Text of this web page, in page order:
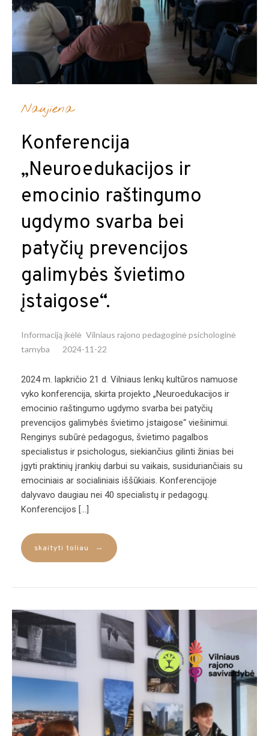
Naujiena
Konferencija
„Neuroedukacijos ir
emocinio raštingumo
ugdymo svarba bei
patyčių prevencijos
galimybės švietimo
įstaigose“.
Informaciją įkėlė Vilniaus rajono pedagoginė psichologinė
tarnyba
2024-11-22
2024 m. lapkričio 21 d. Vilniaus lenkų kultūros namuose
vyko konferencija, skirta projekto „Neuroedukacijos ir
emocinio raštingumo ugdymo svarba bei patyčių
prevencijos galimybės švietimo įstaigose“ viešinimui.
Renginys subūrė pedagogus, švietimo pagalbos
specialistus ir psichologus, siekiančius gilinti žinias bei
įgyti praktinių įrankių darbui su vaikais, susiduriančiais su
emociniais ar socialiniais iššūkiais. Konferencijoje
dalyvavo daugiau nei 40 specialistų ir pedagogų.
Konferencijos […]
skaityti toliau →